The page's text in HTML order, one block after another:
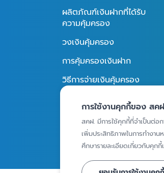
ผลิตภัณฑ์เงินฝากที่ได้รับ
ความคุ้มครอง
วงเงินคุ้มครอง
การคุ้มครองเงินฝาก
วิธีการจ่ายเงินคุ้มครอง
ถาม - ตอบ
การใช้งานคุกกี้ของ สค
สคฝ. มีการใช้คุกกี้ที่จำเป็นต่อ
เพิ่มประสิทธิภาพในการทำงา
ศึกษารายละเอียดเกี่ยวกับคุก